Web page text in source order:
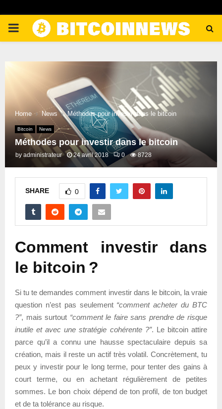
PRIMARY
Home News Méthodes pour investir dans le bitcoin
Bitcoin News
Méthodes pour investir dans le bitcoin
by administrateur 24 avril 2018 0 8728
SHARE 0
Comment investir dans
le bitcoin ?
Si tu te demandes comment investir dans le bitcoin, la vraie
question n’est pas seulement “comment acheter du BTC
?”, mais surtout “comment le faire sans prendre de risque
inutile et avec une stratégie cohérente ?”. Le bitcoin attire
parce qu’il a connu une hausse spectaculaire depuis sa
création, mais il reste un actif très volatil. Concrètement, tu
peux y investir pour le long terme, pour tenter des gains à
court terme, ou en achetant régulièrement de petites
sommes. Le bon choix dépend de ton profil, de ton budget
et de ta tolérance au risque.